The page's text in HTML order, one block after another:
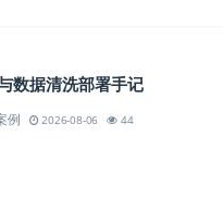
数据清洗部署手记
例 2026-08-06 44